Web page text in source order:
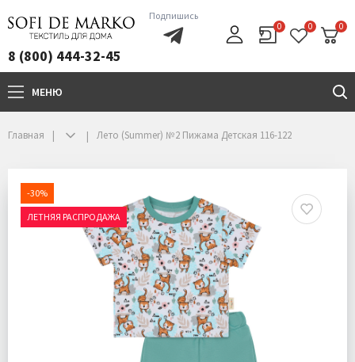
8 (800) 444-32-45
Подпишись
0 0 0
МЕНЮ
Главная Лето (Summer) №2 Пижама Детская 116-122
-30%
ЛЕТНЯЯ РАСПРОДАЖА